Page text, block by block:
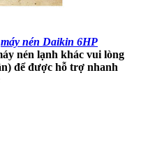
máy nén Daikin 6HP
nén lạnh khác vui lòng
để được hỗ trợ nhanh